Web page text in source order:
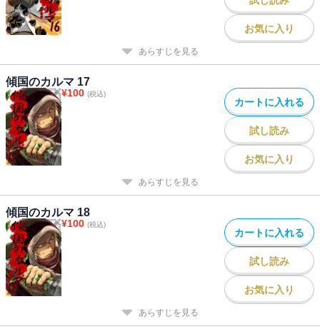
お気に入り
あらすじを見る
傾国のカルマ 17
¥100 (税込)
カートに入れる
試し読み
お気に入り
あらすじを見る
傾国のカルマ 18
¥100 (税込)
カートに入れる
試し読み
お気に入り
あらすじを見る